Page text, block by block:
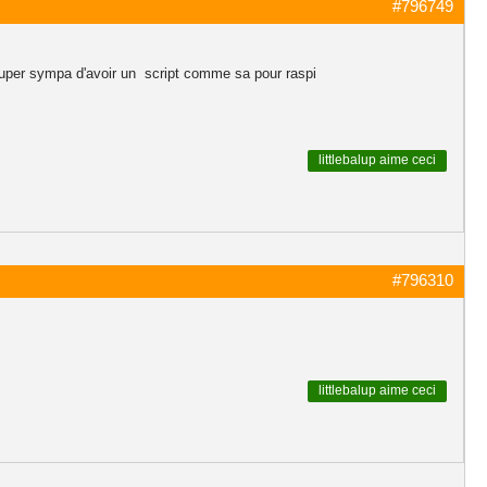
#796749
sympa d'avoir un script comme sa pour raspi
littlebalup aime ceci
#796310
littlebalup aime ceci